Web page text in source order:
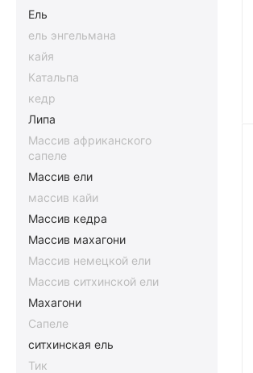
Ель
ель энгельмана
кайя
Катальпа
кедр
Липа
Массив африканского
сапеле
Массив ели
массив кайи
Массив кедра
Массив махагони
Массив немецкой ели
Массив ситхинской ели
Махагони
Сапеле
ситхинская ель
Тик